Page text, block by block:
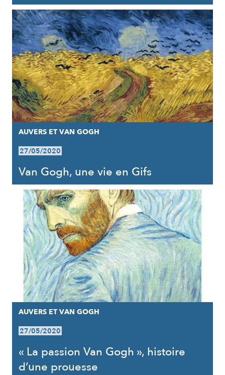
AUVERS ET VAN GOGH
27/05/2020
Van Gogh, une vie en Gifs
AUVERS ET VAN GOGH
27/05/2020
« La passion Van Gogh », histoire
d’une prouesse